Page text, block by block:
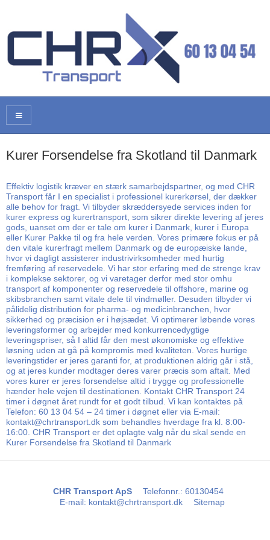
Kurer Forsendelse fra Skotland til Danmark
Effektiv logistik kræver en stærk samarbejdspartner, og med CHR
Transport får I en specialist i professionel kurerkørsel, der dækker
alle behov for fragt. Vi tilbyder skræddersyede services inden for
kurer express og kurertransport, som sikrer direkte levering af jeres
gods, uanset om der er tale om kurer i Danmark, kurer i Europa
eller Kurer Pakke til og fra hele verden. Vores primære fokus er på
den vitale kurerfragt mellem Danmark og de europæiske lande,
hvor vi dagligt assisterer industrivirksomheder med hurtig
fremføring af reservedele. Vi har stor erfaring med de strenge krav
i komplekse sektorer, og vi varetager derfor med stor omhu
transport af komponenter og reservedele til offshore, marine og
skibsbranchen samt vitale dele til vindmøller. Desuden tilbyder vi
pålidelig distribution for pharma- og medicinbranchen, hvor
sikkerhed og præcision er i højsædet. Vi optimerer løbende vores
leveringsformer og arbejder med konkurrencedygtige
leveringspriser, så I altid får den mest økonomiske og effektive
løsning uden at gå på kompromis med kvaliteten. Vores hurtige
leveringstider er jeres garanti for, at produktionen aldrig går i stå,
og at jeres kunder modtager deres varer præcis som aftalt. Med
vores kurer er jeres forsendelse altid i trygge og professionelle
hænder hele vejen til destinationen. Kontakt CHR Transport 24
timer i døgnet året rundt for et godt tilbud. Vi kan kontaktes på
Telefon: 60 13 04 54 – 24 timer i døgnet eller via E-mail:
kontakt@chrtransport.dk som behandles hverdage fra kl. 8:00-
16:00. CHR Transport er det oplagte valg når du skal sende en
Kurer Forsendelse fra Skotland til Danmark
CHR Transport ApS Telefonnr.: 60130454
E-mail: kontakt@chrtransport.dk Sitemap